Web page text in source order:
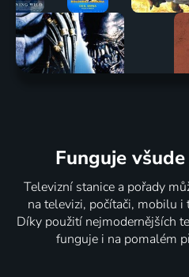
Funguje
Televizní stanice a pořady
na televizi, počítači, mobilu i
Díky použití nejmodernějších
funguje i na pomalém